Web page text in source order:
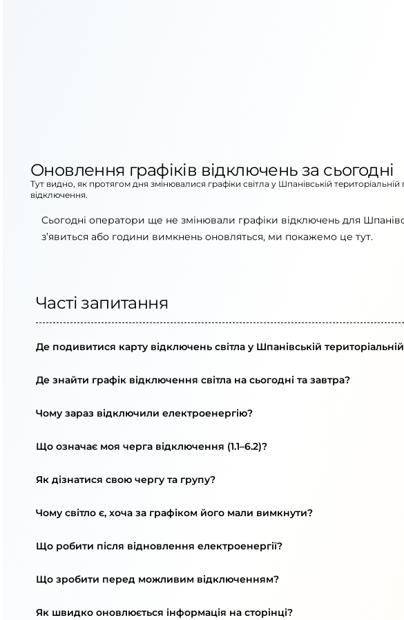
Оновлення графіків відключень за сьогодні
Тут видно, як протягом дня змінювалися графіки світла у Шпанівській
відключення.
Сьогодні оператори ще не змінювали графіки відключень для
з’явиться або години вимкнень оновляться, ми покажемо це тут.
Часті запитання
Де подивитися карту відключень світла у Шпанівській
Де знайти графік відключення світла на сьогодні та завтра?
Чому зараз відключили електроенергію?
Що означає моя черга відключення (1.1–6.2)?
Як дізнатися свою чергу та групу?
Чому світло є, хоча за графіком його мали вимкнути?
Що робити після відновлення електроенергії?
Що зробити перед можливим відключенням?
Як швидко оновлюється інформація на сторінці?